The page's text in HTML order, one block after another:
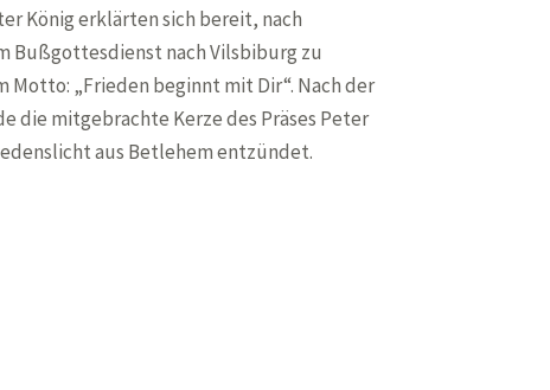
König erklärten sich bereit, nach
Bußgottesdienst nach Vilsbiburg zu
„Frieden beginnt mit Dir“. Nach der
die mitgebrachte Kerze des Präses Peter
aus Betlehem entzündet.